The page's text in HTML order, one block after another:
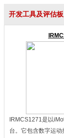
开发工具及评估板
IRMCS1271是以
台。它包含数字运